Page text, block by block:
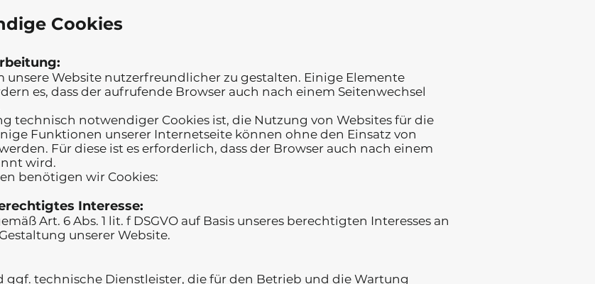
Cookies
unsere Website nutzerfreundlicher zu gestalten. Einige Elemente
es, dass der aufrufende Browser auch nach einem Seitenwechsel
technisch notwendiger Cookies ist, die Nutzung von Websites für die
Funktionen unserer Internetseite können ohne den Einsatz von
Für diese ist es erforderlich, dass der Browser auch nach einem
wird.
benötigen wir Cookies:
Interesse:
Art. 6 Abs. 1 lit. f DSGVO auf Basis unseres berechtigten Interesses an
unserer Website.
ggf. technische Dienstleister, die für den Betrieb und die Wartung